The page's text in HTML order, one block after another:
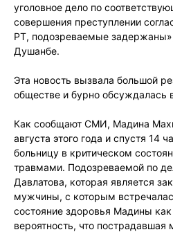
уголовное дело по
совершения преступлении
РТ, подозреваемые
Душанбе.
Эта новость вызвала большой
обществе и бурно обсуждалась
Как сообщают СМИ, Мадина
августа этого года и спустя 14
больницу в критическом
травмами. Подозреваемой по
Давлатова, которая является
мужчины, с которым
состояние здоровья Мадины как
вероятность, что пострадавшая